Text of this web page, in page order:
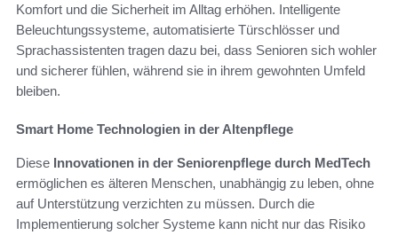
Komfort und die Sicherheit im Alltag erhöhen. Intelligente
Beleuchtungssysteme, automatisierte Türschlösser und
Sprachassistenten tragen dazu bei, dass Senioren sich wohler
und sicherer fühlen, während sie in ihrem gewohnten Umfeld
bleiben.
Smart Home Technologien in der Altenpflege
Diese Innovationen in der Seniorenpflege durch MedTech
ermöglichen es älteren Menschen, unabhängig zu leben, ohne
auf Unterstützung verzichten zu müssen. Durch die
Implementierung solcher Systeme kann nicht nur das Risiko